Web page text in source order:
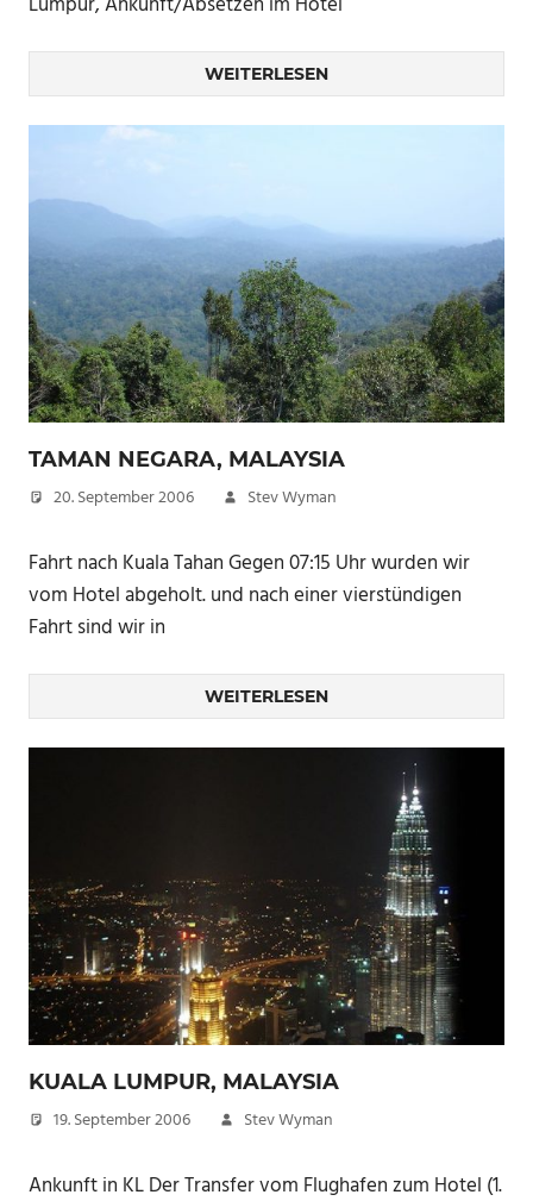
WEITERLESEN
TAMAN NEGARA, MALAYSIA
20. September 2006 Stev Wyman
Fahrt nach Kuala Tahan Gegen 07:15 Uhr wurden wir
vom Hotel abgeholt. und nach einer vierstündigen
Fahrt sind wir in
WEITERLESEN
KUALA LUMPUR, MALAYSIA
19. September 2006 Stev Wyman
Ankunft in KL Der Transfer vom Flughafen zum Hotel (1.